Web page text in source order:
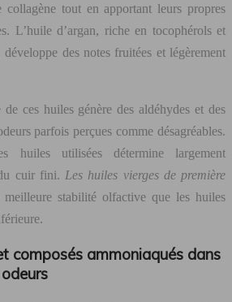
collagène tout en apportant leurs propres
L’huile d’argan, riche en tocophérols et
développe des notes fruitées et légèrement
ces huiles génère des aldéhydes et des
parfois perçues comme désagréables.
huiles utilisées détermine largement
cuir fini. Les huiles vierges de première
meilleure stabilité olfactive que les huiles
composés ammoniaqués dans